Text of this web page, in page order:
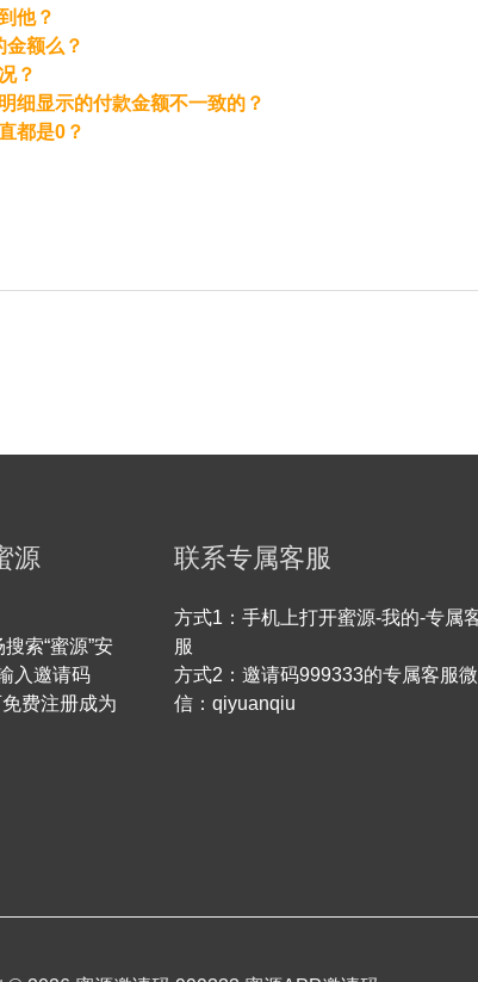
他？
额么？
？
细显示的付款金额不一致的？
都是0？
源
索“蜜源”安
入邀请码
费注册成为
联系专属客服
方式1：手机上打开蜜源-我的-专属
服
方式2：邀请码999333的专属客服微
信：qiyuanqiu